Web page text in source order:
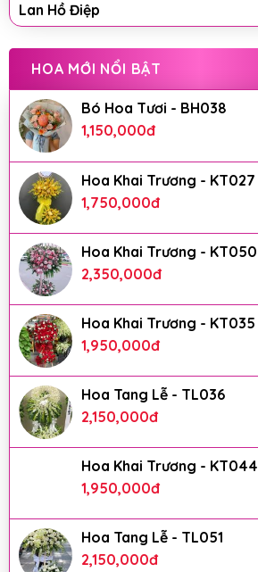
Lan Hồ Điệp
HOA MỚI NỔI BẬT
Bó Hoa Tươi - BH038
1,150,000đ
Hoa Khai Trương - KT027
1,750,000đ
Hoa Khai Trương - KT050
2,350,000đ
Hoa Khai Trương - KT035
1,950,000đ
Hoa Tang Lễ - TL036
2,150,000đ
Hoa Khai Trương - KT044
1,950,000đ
Hoa Tang Lễ - TL051
2,150,000đ